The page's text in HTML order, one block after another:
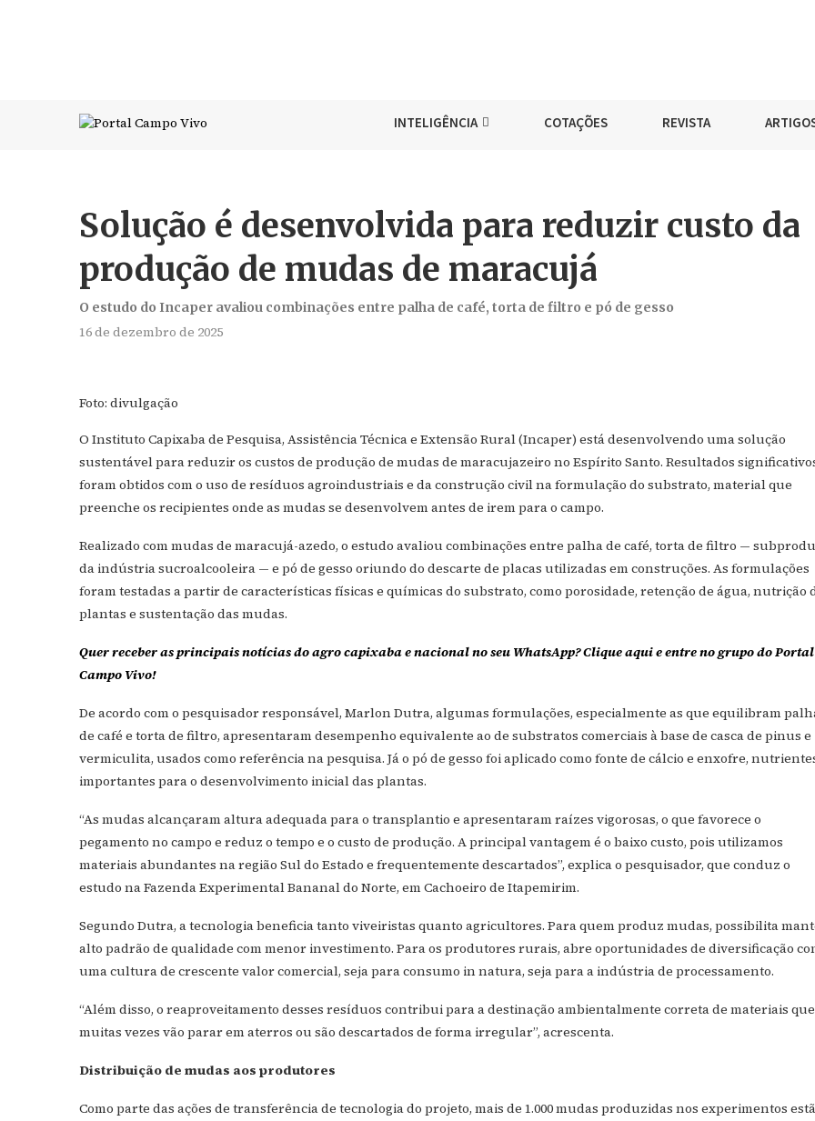
INTELIGÊNCIA COTAÇÕES REVISTA
Solução é desenvolvida para reduzir custo da
produção de mudas de maracujá
O estudo do Incaper avaliou combinações entre palha de café, torta de filtro e pó de gesso
16 de dezembro de 2025
Foto: divulgação
O Instituto Capixaba de Pesquisa, Assistência Técnica e Extensão Rural (Incaper) está desenvolvendo uma solução
sustentável para reduzir os custos de produção de mudas de maracujazeiro no Espírito Santo. Resultados
foram obtidos com o uso de resíduos agroindustriais e da construção civil na formulação do substrato, material que
preenche os recipientes onde as mudas se desenvolvem antes de irem para o campo.
Realizado com mudas de maracujá-azedo, o estudo avaliou combinações entre palha de café, torta de filtro —
da indústria sucroalcooleira — e pó de gesso oriundo do descarte de placas utilizadas em construções. As formulações
foram testadas a partir de características físicas e químicas do substrato, como porosidade, retenção de água, nutrição
plantas e sustentação das mudas.
Quer receber as principais notícias do agro capixaba e nacional no seu WhatsApp? Clique aqui e entre no grupo do Portal
Campo Vivo!
De acordo com o pesquisador responsável, Marlon Dutra, algumas formulações, especialmente as que equilibram
de café e torta de filtro, apresentaram desempenho equivalente ao de substratos comerciais à base de casca de pinus e
vermiculita, usados como referência na pesquisa. Já o pó de gesso foi aplicado como fonte de cálcio e enxofre,
importantes para o desenvolvimento inicial das plantas.
“As mudas alcançaram altura adequada para o transplantio e apresentaram raízes vigorosas, o que favorece o
pegamento no campo e reduz o tempo e o custo de produção. A principal vantagem é o baixo custo, pois utilizamos
materiais abundantes na região Sul do Estado e frequentemente descartados”, explica o pesquisador, que conduz o
estudo na Fazenda Experimental Bananal do Norte, em Cachoeiro de Itapemirim.
Segundo Dutra, a tecnologia beneficia tanto viveiristas quanto agricultores. Para quem produz mudas, possibilita
alto padrão de qualidade com menor investimento. Para os produtores rurais, abre oportunidades de diversificação
uma cultura de crescente valor comercial, seja para consumo in natura, seja para a indústria de processamento.
“Além disso, o reaproveitamento desses resíduos contribui para a destinação ambientalmente correta de materiais que
muitas vezes vão parar em aterros ou são descartados de forma irregular”, acrescenta.
Distribuição de mudas aos produtores
Como parte das ações de transferência de tecnologia do projeto, mais de 1.000 mudas produzidas nos experimentos